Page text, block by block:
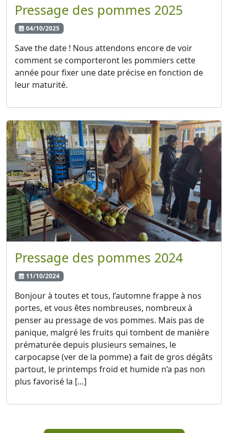
Pressage des pommes 2025
04/10/2025
Save the date ! Nous attendons encore de voir
comment se comporteront les pommiers cette
année pour fixer une date précise en fonction de
leur maturité.
Pressage des pommes 2024
11/10/2024
Bonjour à toutes et tous, l’automne frappe à nos
portes, et vous êtes nombreuses, nombreux à
penser au pressage de vos pommes. Mais pas de
panique, malgré les fruits qui tombent de manière
prématurée depuis plusieurs semaines, le
carpocapse (ver de la pomme) a fait de gros dégâts
partout, le printemps froid et humide n’a pas non
plus favorisé la […]